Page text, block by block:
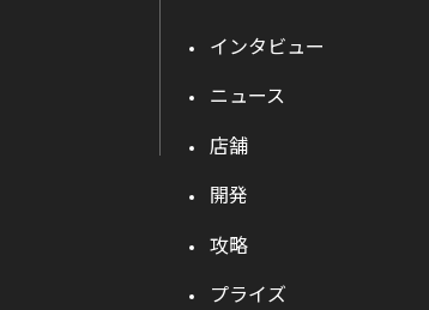
インタビュー
ニュース
店舗
開発
攻略
プライズ